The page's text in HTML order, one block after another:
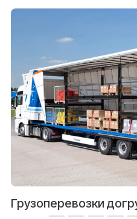
Грузоперевозки